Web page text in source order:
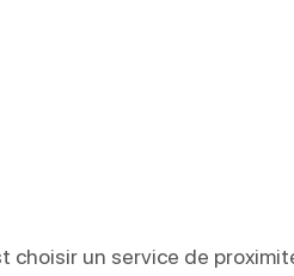
choisir un service de